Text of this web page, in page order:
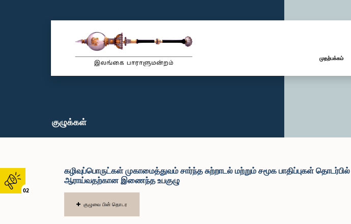
02
முதற்பக்கம்
குழுக்கள்
கழிவுப்பொருட்கள் முகாமைத்துவம் சார்ந்த சுற்றாடல் மற்றும் சமூக பாதிப்புகள் தொடர்பில்
ஆராய்வதற்கான இணைந்த உபகுழு
குழுவை பின் தொடர